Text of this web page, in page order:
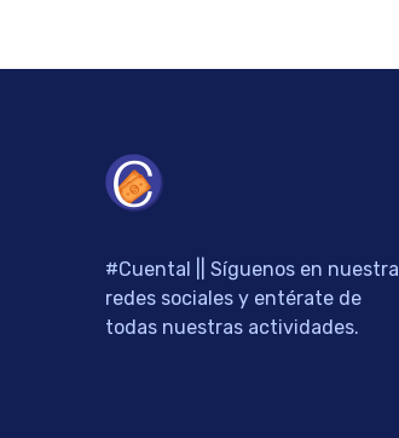
#Cuental || Síguenos en
redes sociales y entérate de
todas nuestras actividades.